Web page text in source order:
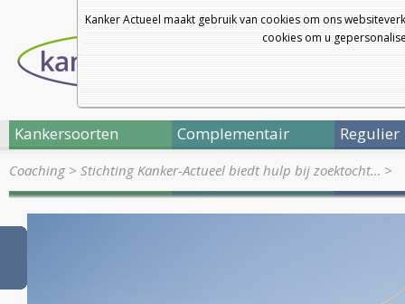
Kanker Actueel maakt gebruik van cookies om ons
cookies om u
Kankersoorten Complementair Regulier
Coaching > Stichting Kanker-Actueel biedt hulp bij zoektocht… >